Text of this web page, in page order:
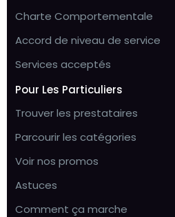
Charte Comportementale
Accord de niveau de service
Services acceptés
Pour Les Particuliers
Trouver les prestataires
Parcourir les catégories
Voir nos promos
Astuces
Comment ça marche